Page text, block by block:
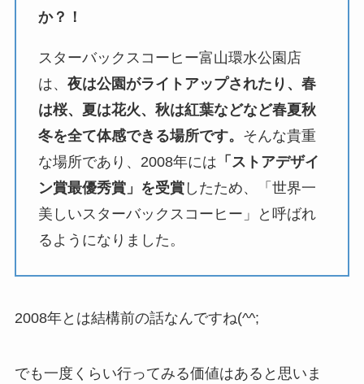
か？！
スターバックスコーヒー富山環水公園店
は、 夜は公園がライトアップされたり、春
は桜、夏は花火、秋は紅葉などなど春夏秋
冬を全て体感できる場所です。 そんな貴重
な場所であり、2008年には 「ストアデザイ
ン賞最優秀賞」を受賞したため、「世界一
美しいスターバックスコーヒー」と呼ばれ
るようになりました。
2008年とは結構前の話なんですね(^^;
でも一度くらい行ってみる価値はあると思いま